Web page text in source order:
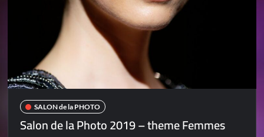
SALON de la PHOTO
Salon de la Photo 2019 – theme Femmes